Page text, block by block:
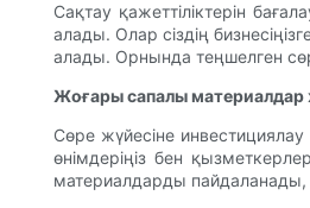
Сақтау қажеттіліктерін
алады. Олар сіздің
алады. Орнында теңшелген
Жоғары сапалы
Сөре жүйесіне инвестициялау
өнімдеріңіз бен
материалдарды пайдаланады,